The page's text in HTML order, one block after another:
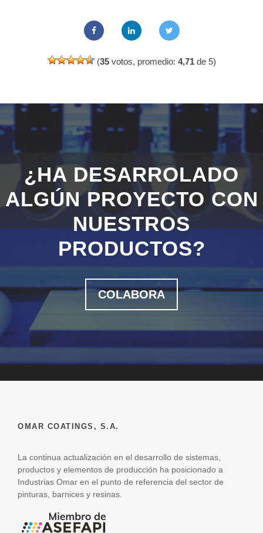
(35votos, promedio: 4,71de 5)
¿HA DESARROLADO
ALGÚN PROYECTO CON
NUESTROS
PRODUCTOS?
COLABORA
OMAR COATINGS, S.A.
La continua actualización en el desarrollo de sistemas,
productos y elementos de producción ha posicionado a
Industrias Omar en el punto de referencia del sector de
pinturas, barnices y resinas.